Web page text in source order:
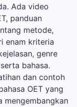
Ada video
panduan
metode,
enam kriteria
genre
bahasa.
dan contoh
OET yang
mengembangkan